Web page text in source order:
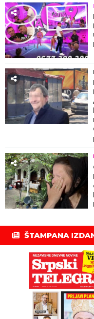
ŠTAMPANA